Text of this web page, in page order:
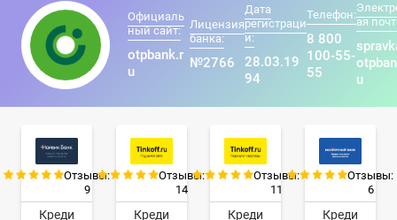
Официаль
ный сайт:
otpbank.r
u
Лицензия
банка:
№2766
Дата
регистраци
и:
28.03.19
94
Телефон:
8 800
100-55-
55
ая
u
Отзывы:
9
Креди
Отзывы:
14
Креди
Отзывы:
11
Креди
Отзывы:
6
Креди